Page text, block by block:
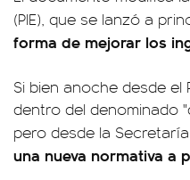
(PIE), que se lanzó a
forma de mejorar los
Si bien anoche desde el
dentro del denominado
pero desde la
una nueva normativa a